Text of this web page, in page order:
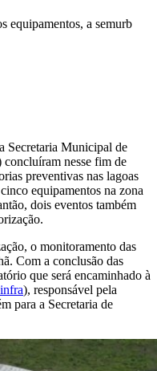
equipamentos, a semurb
Secretaria Municipal de
concluíram nesse fim de
preventivas nas lagoas
equipamentos na zona
dois eventos também
o monitoramento das
Com a conclusão das
que será encaminhado à
), responsável pela
para a Secretaria de